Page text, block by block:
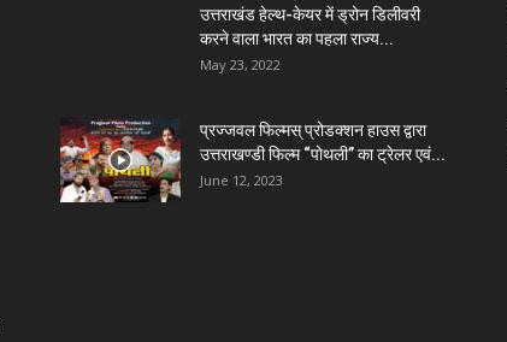
उत्तराखंड हेल्थ-केयर में ड्रोन डिलीवरी
करने वाला भारत का पहला राज्य...
May 23, 2022
प्रज्जवल फिल्मस् प्रोडक्शन हाउस द्वारा
उत्तराखण्डी फिल्म “पोथली” का ट्रेलर एवं...
June 12, 2023